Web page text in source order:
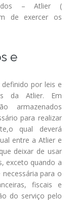
– Atlier (
de exercer os
e
por leis e
da Atlier. Em
armazenados
para realizar
qual deverá
entre a Atlier e
deixar de usar
exceto quando a
para o
fiscais e
do serviço pelo